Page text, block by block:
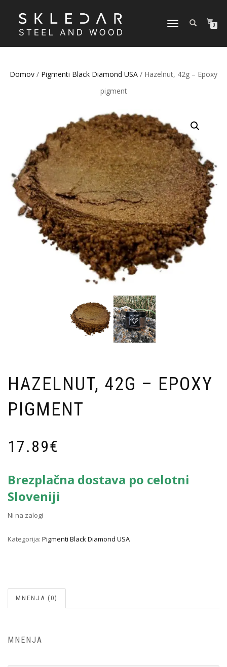
VKLOPI/IZKLOPI
0
Domov / Pigmenti Black Diamond USA / Hazelnut, 42g – Epoxy
pigment
HAZELNUT, 42G – EPOXY
PIGMENT
17.89€
Brezplačna dostava po celotni
Sloveniji
Ni na zalogi
Kategorija: Pigmenti Black Diamond USA
MNENJA (0)
MNENJA